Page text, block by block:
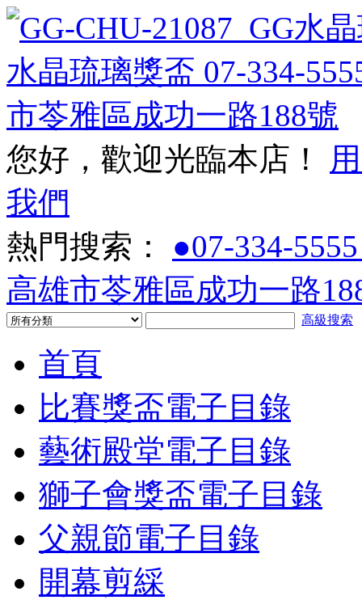
您好，歡迎光臨本店！
我們
熱門搜索： ●07-334-
高雄市苓雅區成功一路
高級搜索
首頁
比賽獎盃電子目錄
藝術殿堂電子目錄
獅子會獎盃電子目錄
父親節電子目錄
開幕剪綵